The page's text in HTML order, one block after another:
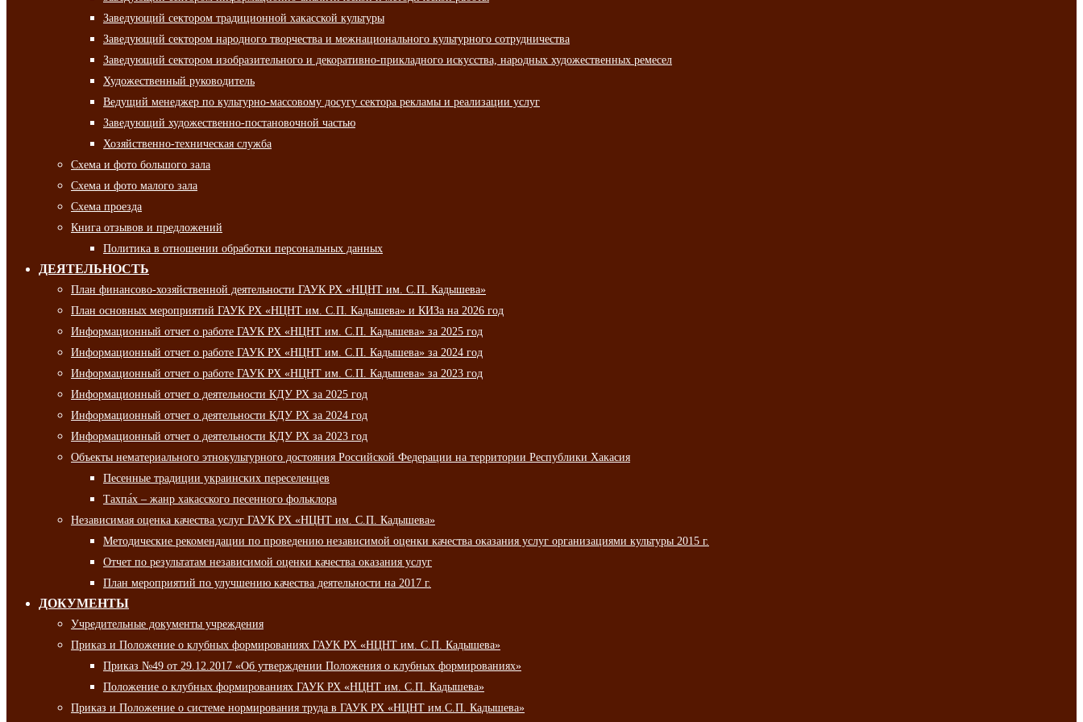
Заведующий сектором традиционной хакасской культуры
Заведующий сектором народного творчества и межнационального культурного сотрудничества
Заведующий сектором изобразительного и декоративно-прикладного искусства, народных художественных ремесел
Художественный руководитель
Ведущий менеджер по культурно-массовому досугу сектора рекламы и реализации услуг
Заведующий художественно-постановочной частью
Хозяйственно-техническая служба
Схема и фото большого зала
Схема и фото малого зала
Схема проезда
Книга отзывов и предложений
Политика в отношении обработки персональных данных
ДЕЯТЕЛЬНОСТЬ
План финансово-хозяйственной деятельности ГАУК РХ «НЦНТ им. С.П. Кадышева»
План основных мероприятий ГАУК РХ «НЦНТ им. С.П. Кадышева» и КИЗа на 2026 год
Информационный отчет о работе ГАУК РХ «НЦНТ им. С.П. Кадышева» за 2025 год
Информационный отчет о работе ГАУК РХ «НЦНТ им. С.П. Кадышева» за 2024 год
Информационный отчет о работе ГАУК РХ «НЦНТ им. С.П. Кадышева» за 2023 год
Информационный отчет о деятельности КДУ РХ за 2025 год
Информационный отчет о деятельности КДУ РХ за 2024 год
Информационный отчет о деятельности КДУ РХ за 2023 год
Объекты нематериального этнокультурного достояния Российской Федерации на территории Республики Хакасия
Песенные традиции украинских переселенцев
Тахпа́х – жанр хакасского песенного фольклора
Независимая оценка качества услуг ГАУК РХ «НЦНТ им. С.П. Кадышева»
Методические рекомендации по проведению независимой оценки качества оказания услуг организациями культуры 2015 г.
Отчет по результатам независимой оценки качества оказания услуг
План мероприятий по улучшению качества деятельности на 2017 г.
ДОКУМЕНТЫ
Учредительные документы учреждения
Приказ и Положение о клубных формированиях ГАУК РХ «НЦНТ им. С.П. Кадышева»
Приказ №49 от 29.12.2017 «Об утверждении Положения о клубных формированиях»
Положение о клубных формированиях ГАУК РХ «НЦНТ им. С.П. Кадышева»
Приказ и Положение о системе нормирования труда в ГАУК РХ «НЦНТ им.С.П. Кадышева»